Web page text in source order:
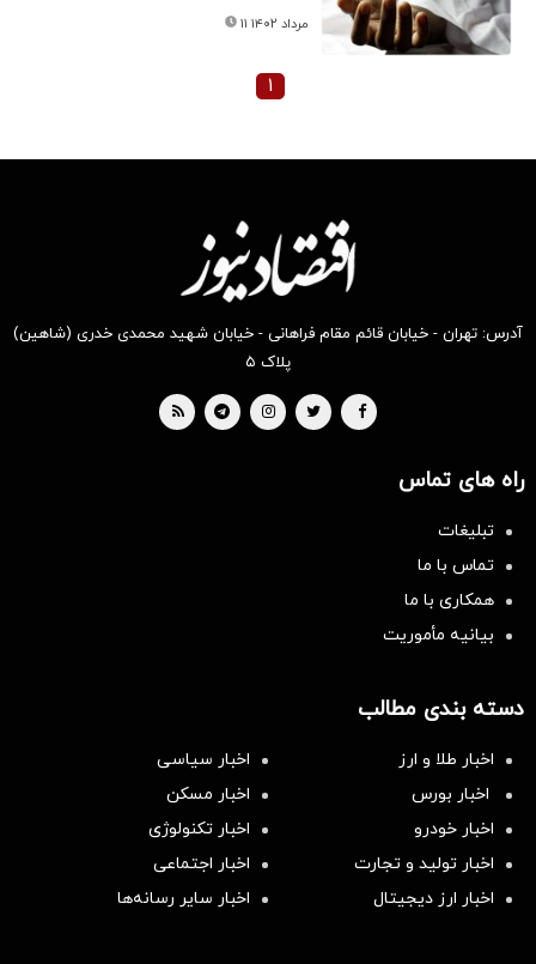
۱۱ مرداد ۱۴۰۲
۱
آدرس: تهران - خیابان قائم مقام فراهانی - خیابان شهید محمدی خدری (شاهین)
پلاک ۵
راه های تماس
تبلیغات
تماس با ما
همکاری با ما
بیانیه مأموریت
دسته بندی مطالب
اخبار طلا و ارز
اخبار سیاسی
اخبار بورس
اخبار مسکن
اخبار خودرو
اخبار تکنولوژی
اخبار تولید و تجارت
اخبار اجتماعی
اخبار ارز دیجیتال
اخبار سایر رسانه‌‌ها